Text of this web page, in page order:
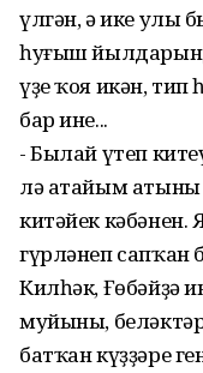
үлгән, ә ике улы
һуғыш
үҙе ҡоя икән,
бар ине...
- Былай үтеп
лә атайым
китәйек кәбәнен.
гүрләнеп сапҡан
Килһәк, Ғөбәйҙә
муйыны,
батҡан күҙҙәре